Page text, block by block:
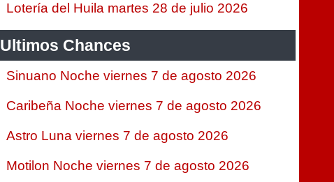
Lotería del Huila martes 28 de julio 2026
Ultimos Chances
Sinuano Noche viernes 7 de agosto 2026
Caribeña Noche viernes 7 de agosto 2026
Astro Luna viernes 7 de agosto 2026
Motilon Noche viernes 7 de agosto 2026